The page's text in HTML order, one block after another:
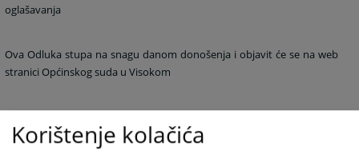
oglašavanja
Ova Odluka stupa na snagu danom donošenja i objavit će se na web
stranici Općinskog suda u Visokom
Korištenje kolačića